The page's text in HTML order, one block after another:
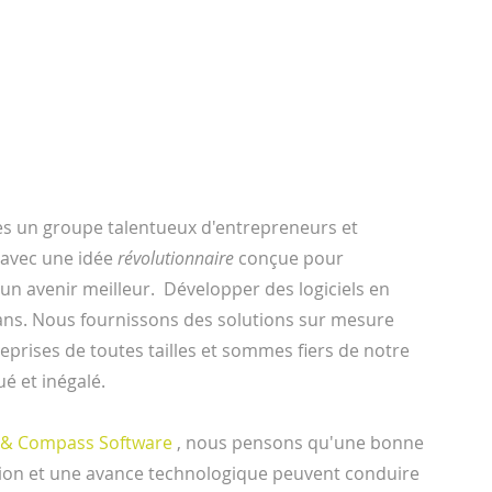
ce dont vous avez besoin, quand vous
produisons des produits de haute qualité
nous dès aujourd'hui pour obtenir un devis
un groupe talentueux d'entrepreneurs et
une idéerévolutionnaire conçue pour
avenir meilleur. Développer des logiciels en
Nous fournissons des solutions sur mesure
de toutes tailles et sommes fiers de notre
et inégalé.
Compass Software , nous pensons qu'une bonne
et une avance technologique peuvent conduire